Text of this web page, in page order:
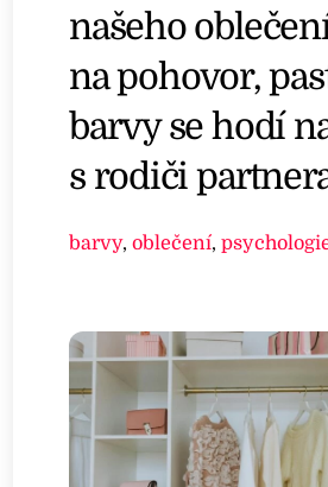
našeho
na pohovor,
barvy se hodí
s rodiči
barvy,oblečení,